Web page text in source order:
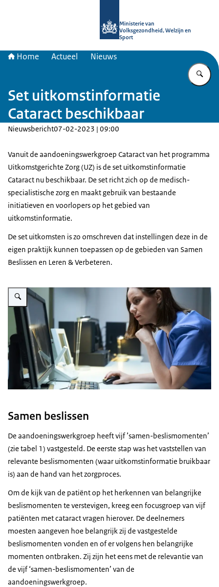
Ministerie van
Volksgezondheid, Welzijn en
Sport
Home Actueel Nieuws
Set uitkomstinformatie
Cataract beschikbaar
Nieuwsbericht07-02-2023 | 09:00
Vanuit de aandoeningswerkgroep Cataract van het programma
Uitkomstgerichte Zorg (UZ) is de set uitkomstinformatie
Cataract nu beschikbaar. De set richt zich op de medisch-
specialistische zorg en maakt gebruik van bestaande
initiatieven en voorlopers op het gebied van
uitkomstinformatie.
De set uitkomsten is zo omschreven dat instellingen deze in de
eigen praktijk kunnen toepassen op de gebieden van Samen
Beslissen en Leren & Verbeteren.
Vergroot afbeelding Zorgprofessional achter de computer
Samen beslissen
De aandoeningswerkgroep heeft vijf ’samen-beslismomenten’
(zie tabel 1) vastgesteld. De eerste stap was het vaststellen van
relevante beslismomenten (waar uitkomstinformatie bruikbaar
is) aan de hand van het zorgproces.
Om de kijk van de patiënt op het herkennen van belangrijke
beslismomenten te verstevigen, kreeg een focusgroep van vijf
patiënten met cataract vragen hierover. De deelnemers
moesten aangeven hoe belangrijk zij de vastgestelde
beslismomenten vonden en of er volgens hen belangrijke
momenten ontbraken. Zij zijn het eens met de relevantie van
de vijf ‘samen-beslismomenten’ van de
aandoeningswerkgroep.